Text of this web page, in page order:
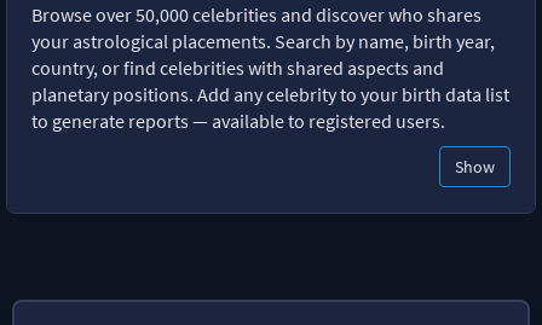
Browse over 50,000 celebrities and discover who shares
your astrological placements. Search by name, birth year,
country, or find celebrities with shared aspects and
planetary positions. Add any celebrity to your birth data list
to generate reports — available to registered users.
Show